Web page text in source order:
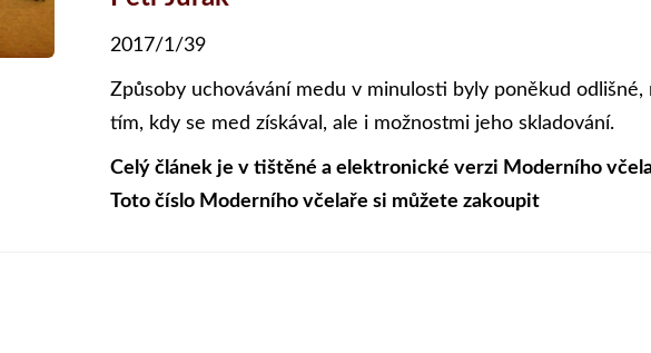
2017/1/39
Způsoby uchovávání medu v minulosti byly poněkud
tím, kdy se med získával, ale i možnostmi jeho skladování.
Celý článek je v tištěné a elektronické verzi Moderního
Toto číslo Moderního včelaře si můžete zakoupit